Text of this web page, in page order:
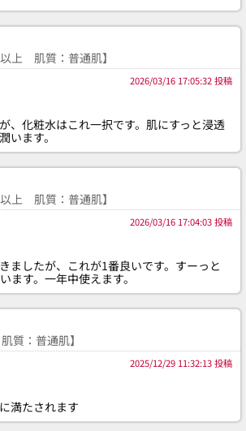
上 肌質：普通肌】
2026/03/16 17:05:32 投稿
、化粧水はこれ一択です。肌にすっと浸透
います。
上 肌質：普通肌】
2026/03/16 17:04:03 投稿
ましたが、これが1番良いです。すーっと
ます。一年中使えます。
質：普通肌】
2025/12/29 11:32:13 投稿
満たされます